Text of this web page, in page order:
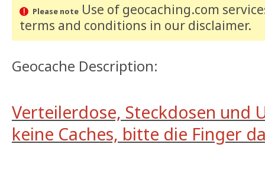
Please noteUse of geocaching.com
terms and conditions in our disclaimer.
Geocache Description:
Verteilerdose, Steckdosen und
keine Caches, bitte die Finger